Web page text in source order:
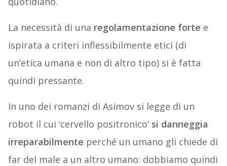
La necessità di una regolamentazione forte e
ispirata a criteri inflessibilmente etici (di
un’etica umana e non di altro tipo) si è fatta
quindi pressante.
In uno dei romanzi di Asimov si legge di un
robot il cui ‘cervello positronico’ si danneggia
irreparabilmente perché un umano gli chiede di
far del male a un altro umano: dobbiamo quindi